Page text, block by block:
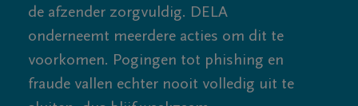
de afzender zorgvuldig. DELA
onderneemt meerdere acties om dit te
voorkomen. Pogingen tot phishing en
fraude vallen echter nooit volledig uit te